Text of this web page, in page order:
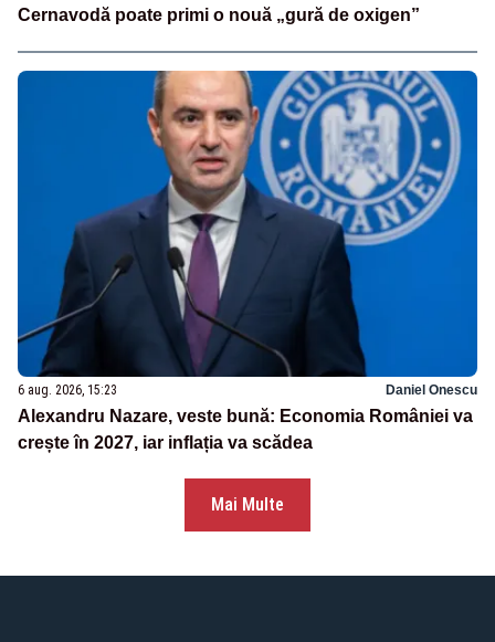
Cernavodă poate primi o nouă „gură de oxigen”
6 aug. 2026, 15:23 Daniel Onescu
Alexandru Nazare, veste bună: Economia României va
crește în 2027, iar inflația va scădea
Mai Multe